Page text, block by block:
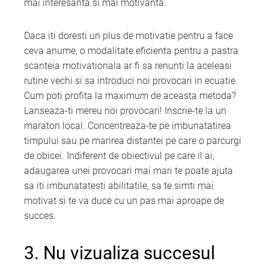
mai interesanta si mai motivanta.
Daca iti doresti un plus de motivatie pentru a face
ceva anume, o modalitate eficienta pentru a pastra
scanteia motivationala ar fi sa renunti la aceleasi
rutine vechi si sa introduci noi provocari in ecuatie.
Cum poti profita la maximum de aceasta metoda?
Lanseaza-ti mereu noi provocari! Inscrie-te la un
maraton local. Concentreaza-te pe imbunatatirea
timpului sau pe marirea distantei pe care o parcurgi
de obicei. Indiferent de obiectivul pe care il ai,
adaugarea unei provocari mai mari te poate ajuta
sa iti imbunatatesti abilitatile, sa te simti mai
motivat si te va duce cu un pas mai aproape de
succes.
3. Nu vizualiza succesul